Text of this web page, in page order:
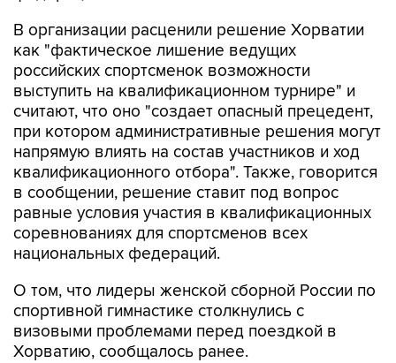
В организации расценили решение Хорватии
как "фактическое лишение ведущих
российских спортсменок возможности
выступить на квалификационном турнире" и
считают, что оно "создает опасный прецедент,
при котором административные решения могут
напрямую влиять на состав участников и ход
квалификационного отбора". Также, говорится
в сообщении, решение ставит под вопрос
равные условия участия в квалификационных
соревнованиях для спортсменов всех
национальных федераций.
О том, что лидеры женской сборной России по
спортивной гимнастике столкнулись с
визовыми проблемами перед поездкой в
Хорватию, сообщалось ранее.